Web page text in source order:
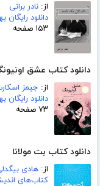
از: نادر براتی
دانلود
۱۵۳ صفحه
دانلود کتاب عشق
از: جیمز
دانلود رایگان
۷۳ صفحه
دانلود کتاب بت مولانا
از: هادی
کتاب‌های